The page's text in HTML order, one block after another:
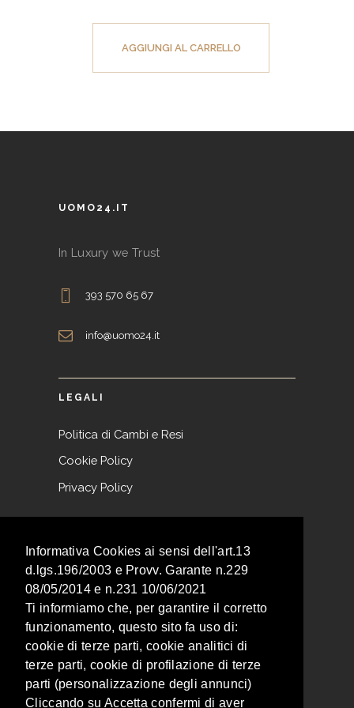
Informativa Cookies ai sensi dell'art.13
d.lgs.196/2003 e Provv. Garante n.229
08/05/2014 e n.231 10/06/2021
Ti informiamo che, per garantire il corretto
funzionamento, questo sito fa uso di:
cookie di terze parti, cookie analitici di
terze parti, cookie di profilazione di terze
parti (personalizzazione degli annunci)
Cliccando su Accetta confermi di aver
AGGIUNGI AL CARRELLO
Questo
Le
UOMO24.IT
In Luxury we Trust
393 570 65 67
info@uomo24.it
LEGALI
Politica di Cambi e Resi
Cookie Policy
Privacy Policy
NEWSLETTER
Iscriviti alla nostra newsletter per non
perderti nessuna promozione!
Acconsento al Trattamento dei miei dati descritto nellaPrivacy Policy.